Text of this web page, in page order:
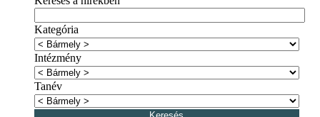
Kategória
Intézmény
Tanév